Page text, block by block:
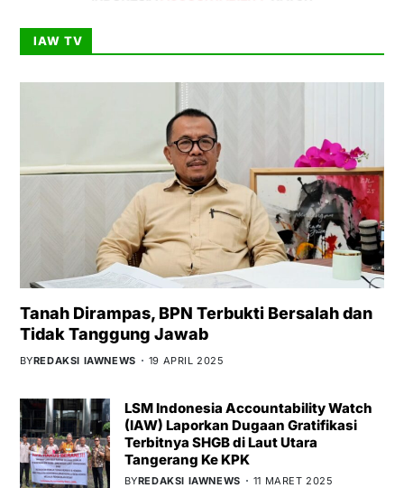
IAW TV
Tanah Dirampas, BPN Terbukti Bersalah dan
Tidak Tanggung Jawab
BYREDAKSI IAWNEWS 19 APRIL 2025
LSM Indonesia Accountability Watch
(IAW) Laporkan Dugaan Gratifikasi
Terbitnya SHGB di Laut Utara
Tangerang Ke KPK
BYREDAKSI IAWNEWS 11 MARET 2025